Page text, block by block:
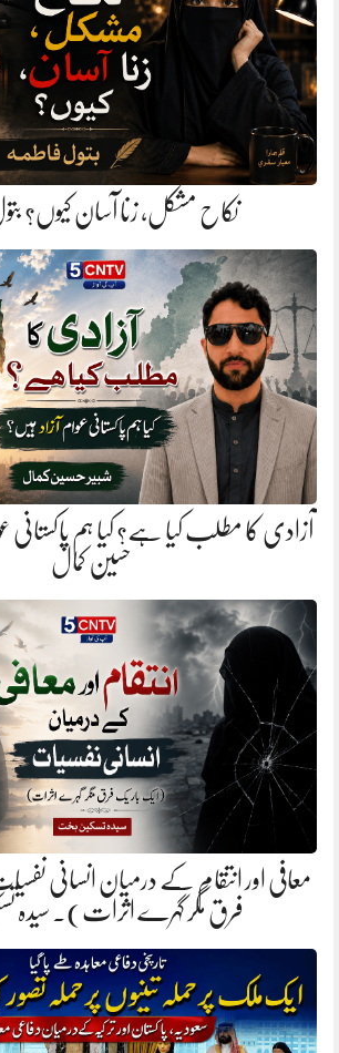
نکاح مشکل، زنا آسان کیوں؟
آزادی کا مطلب کیا ہے؟ کیا ہم پاکستانی
حسین کمال
معافی اور انتقام کے درمیان انسانی
فرق مگر گہرے اثرات). سیدہ